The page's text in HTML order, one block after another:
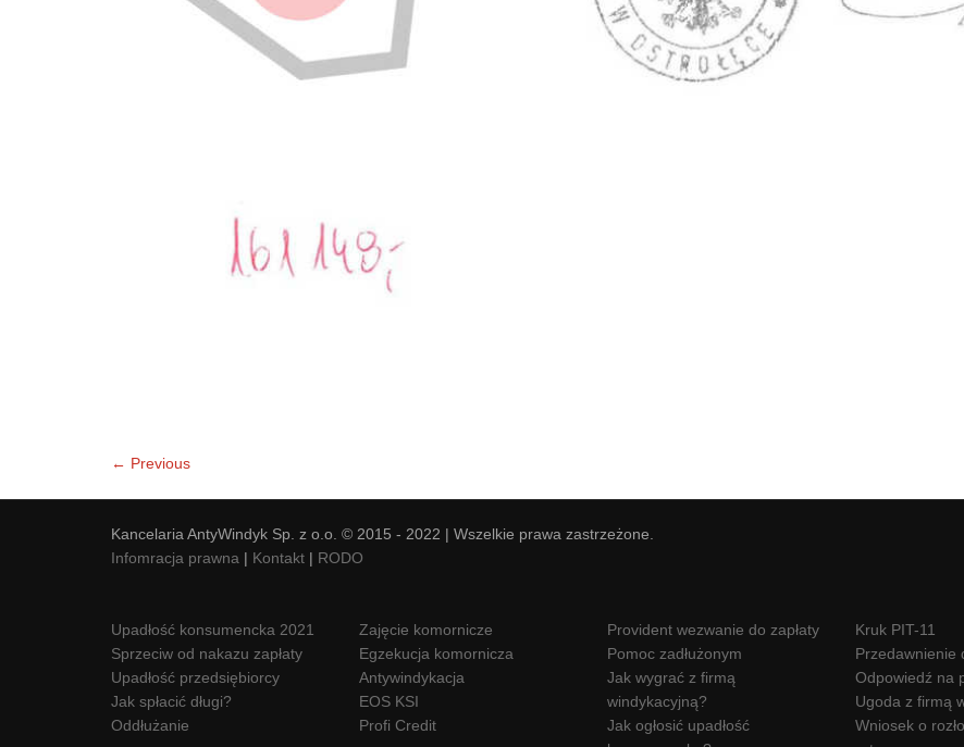
← Previous
Kancelaria AntyWindyk Sp. z o.o. © 2015 - 2022 | Wszelkie prawa zastrzeżone.
Infomracja prawna | Kontakt | RODO
Upadłość konsumencka 2021
Sprzeciw od nakazu zapłaty
Upadłość przedsiębiorcy
Jak spłacić długi?
Oddłużanie
Zajęcie komornicze
Egzekucja komornicza
Antywindykacja
EOS KSI
Profi Credit
Provident wezwanie do zapłaty
Pomoc zadłużonym
Jak wygrać z firmą
windykacyjną?
Jak ogłosić upadłość
Kruk PIT-11
Przedawnienie
Odpowiedź na
Ugoda z firmą
Wniosek o